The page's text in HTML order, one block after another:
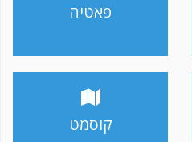
פאטיה
קוסמט